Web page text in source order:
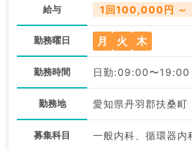
給与 1回100,000円 ～
勤務曜日 月 火 木
勤務時間 日勤:09:00〜19:00
勤務地 愛知県丹羽郡扶桑町
募集科目